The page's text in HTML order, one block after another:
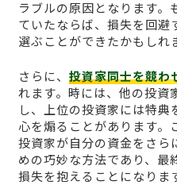
ラブルの原因となります。
ていたならば、損失を回避
選ぶことができたかもしれ
さらに、 投資家同士を競わ
れます。時には、他の投資
し、上位の投資家には特
心を煽ることがあります。
投資家が自分の資金をさら
めの巧妙な方法であり、最
損失を抱えることになりま